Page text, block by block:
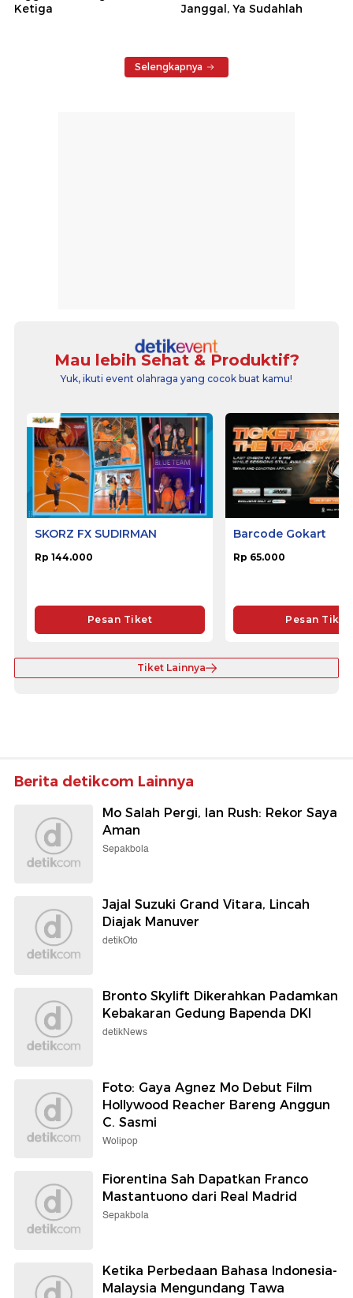
Ketiga
Janggal, Ya Sudahlah
Selengkapnya
Mau lebih Sehat & Produktif?
Yuk, ikuti event olahraga yang cocok buat kamu!
SKORZ FX SUDIRMAN
Rp 144.000
Pesan Tiket
Barcode Gokart
Rp 65.000
Pesan Tiket
Tiket Lainnya
Berita detikcom Lainnya
Mo Salah Pergi, Ian Rush: Rekor Saya
Aman
Sepakbola
Jajal Suzuki Grand Vitara, Lincah
Diajak Manuver
detikOto
Bronto Skylift Dikerahkan Padamkan
Kebakaran Gedung Bapenda DKI
detikNews
Foto: Gaya Agnez Mo Debut Film
Hollywood Reacher Bareng Anggun
C. Sasmi
Wolipop
Fiorentina Sah Dapatkan Franco
Mastantuono dari Real Madrid
Sepakbola
Ketika Perbedaan Bahasa Indonesia-
Malaysia Mengundang Tawa